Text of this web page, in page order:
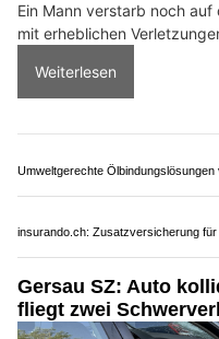
Ein Mann verstarb noch auf
mit erheblichen
Weiterlesen